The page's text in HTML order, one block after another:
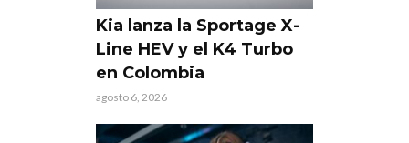
Kia lanza la Sportage X-
Line HEV y el K4 Turbo
en Colombia
agosto 6, 2026